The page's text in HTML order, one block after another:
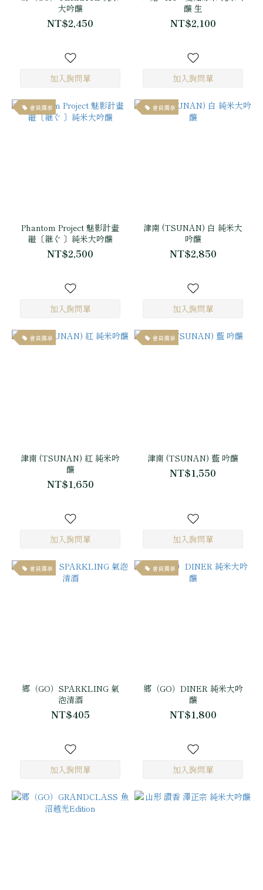
大吟釀
NT$2,450
釀 生
NT$2,100
會員獨享
Phantom Project 魅影計畫
繼〔継ぐ 〕純米大吟釀
NT$2,500
會員獨享
津南 (TSUNAN) 白 純米大
吟釀
NT$2,850
會員獨享
津南 (TSUNAN) 紅 純米吟
釀
NT$1,650
會員獨享
津南 (TSUNAN) 藍 吟釀
NT$1,550
會員獨享
郷（GO）SPARKLING 氣
泡清酒
NT$405
會員獨享
郷（GO）DINER 純米大吟
釀
NT$1,800